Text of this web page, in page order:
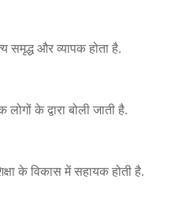
समृद्ध और व्यापक होता है.
के द्वारा बोली जाती है.
के विकास में सहायक होती है.